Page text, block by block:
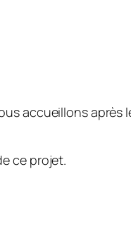
accueillons
ce projet.